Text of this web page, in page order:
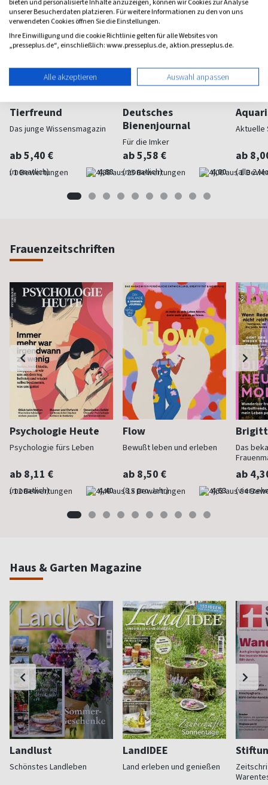
Tierfreund
Das junge Wissensmagazin
ab 5,40 €
(monatlich) 4,88
Deutsches
Bienenjournal
Für die Imker
ab 5,58 €
(monatlich) 4,00
Aktuelle
ab
(alle 2
Frauenzeitschriften
Psychologie Heute
Psychologie fürs Leben
ab 8,11 €
(monatlich) 4,40
Flow
Bewußt leben und erleben
ab 8,50 €
(8 x pro Jahr) 4,63
Das
ab
Haus & Garten Magazine
Landlust
Schönstes Landleben
LandIDEE
Land erleben und genießen
bieten und personalisierte Inhalte anzuzeigen, können wir Cookies zur Analyse
unserer Besucherdaten platzieren. Für weitere Informationen zu den von uns
verwendeten Cookies öffnen Sie die Einstellungen.
Ihre Einwilligung und die cookie Richtlinie gelten für alle Websites von
„presseplus.de“, einschließlich: www.presseplus.de, aktion.presseplus.de.
Alle akzeptieren Auswahl anpassen